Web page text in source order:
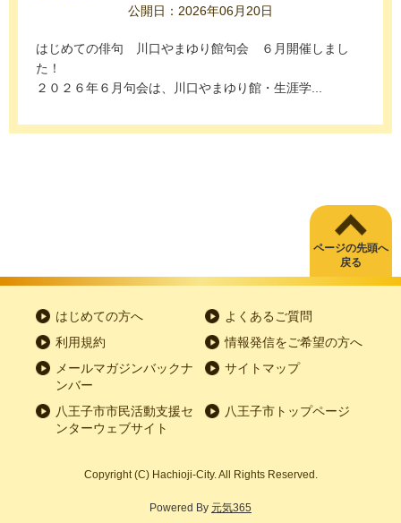
公開日：2026年06月20日
はじめての俳句 川口やまゆり館句会 ６月開催しまし
た！
２０２６年６月句会は、川口やまゆり館・生涯学...
ページの先頭へ
戻る
はじめての方へ
よくあるご質問
利用規約
情報発信をご希望の方へ
メールマガジンバックナ
ンバー
サイトマップ
八王子市市民活動支援セ
ンターウェブサイト
八王子市トップページ
Copyright(C) Hachioji-City. All Rights Reserved.
Powered By 元気365